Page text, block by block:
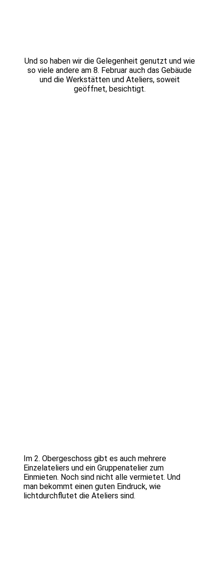
Und so haben wir die Gelegenheit genutzt und wie
so viele andere am 8. Februar auch das Gebäude
und die Werkstätten und Ateliers, soweit
geöffnet, besichtigt.
Im 2. Obergeschoss gibt es auch mehrere
Einzelateliers und ein Gruppenatelier zum
Einmieten. Noch sind nicht alle vermietet. Und
man bekommt einen guten Eindruck, wie
lichtdurchflutet die Ateliers sind.